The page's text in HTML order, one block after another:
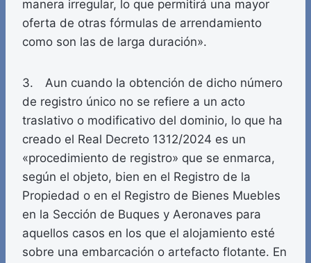
manera irregular, lo que permitirá una mayor
oferta de otras fórmulas de arrendamiento
como son las de larga duración».
3. Aun cuando la obtención de dicho número
de registro único no se refiere a un acto
traslativo o modificativo del dominio, lo que ha
creado el Real Decreto 1312/2024 es un
«procedimiento de registro» que se enmarca,
según el objeto, bien en el Registro de la
Propiedad o en el Registro de Bienes Muebles
en la Sección de Buques y Aeronaves para
aquellos casos en los que el alojamiento esté
sobre una embarcación o artefacto flotante. En